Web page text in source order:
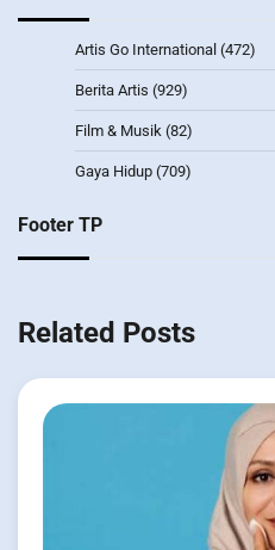
Artis Go International (472)
Berita Artis (929)
Film & Musik (82)
Gaya Hidup (709)
Footer TP
Related Posts